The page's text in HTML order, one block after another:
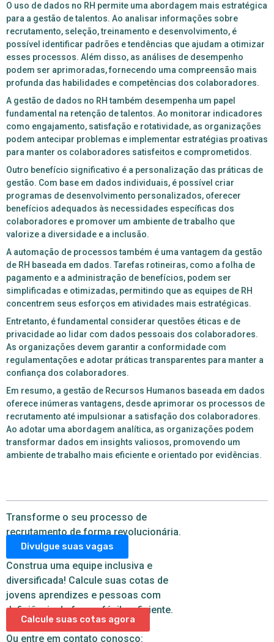
O uso de dados no RH permite uma abordagem mais estratégica
para a gestão de talentos. Ao analisar informações sobre
recrutamento, seleção, treinamento e desenvolvimento, é
possível identificar padrões e tendências que ajudam a otimizar
esses processos. Além disso, as análises de desempenho
podem ser aprimoradas, fornecendo uma compreensão mais
profunda das habilidades e competências dos colaboradores.
A gestão de dados no RH também desempenha um papel
fundamental na retenção de talentos. Ao monitorar indicadores
como engajamento, satisfação e rotatividade, as organizações
podem antecipar problemas e implementar estratégias proativas
para manter os colaboradores satisfeitos e comprometidos.
Outro benefício significativo é a personalização das práticas de
gestão. Com base em dados individuais, é possível criar
programas de desenvolvimento personalizados, oferecer
benefícios adequados às necessidades específicas dos
colaboradores e promover um ambiente de trabalho que
valorize a diversidade e a inclusão.
A automação de processos também é uma vantagem da gestão
de RH baseada em dados. Tarefas rotineiras, como a folha de
pagamento e a administração de benefícios, podem ser
simplificadas e otimizadas, permitindo que as equipes de RH
concentrem seus esforços em atividades mais estratégicas.
Entretanto, é fundamental considerar questões éticas e de
privacidade ao lidar com dados pessoais dos colaboradores.
As organizações devem garantir a conformidade com
regulamentações e adotar práticas transparentes para manter a
confiança dos colaboradores.
Em resumo, a gestão de Recursos Humanos baseada em dados
oferece inúmeras vantagens, desde aprimorar os processos de
recrutamento até impulsionar a satisfação dos colaboradores.
Ao adotar uma abordagem analítica, as organizações podem
transformar dados em insights valiosos, promovendo um
ambiente de trabalho mais eficiente e orientado por evidências.
Transforme o seu processo de
recrutamento de forma revolucionária.
Divulgue suas vagas
Construa uma equipe inclusiva e
diversificada! Calcule suas cotas de
jovens aprendizes e pessoas com
deficiência de forma fácil e eficiente.
Calcule suas cotas agora
Ou entre em contato conosco: